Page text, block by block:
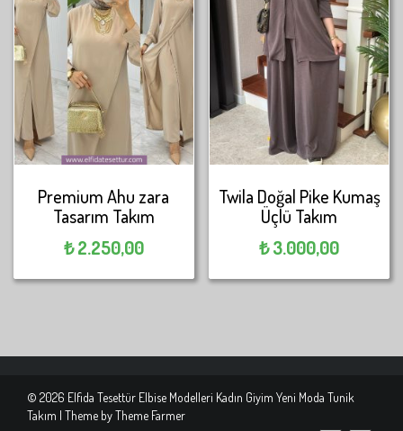
Premium Ahu zara
Tasarım Takım
₺2.250,00
Twila Doğal Pike Kumaş
Üçlü Takım
₺3.000,00
© 2026 Elfida Tesettür Elbise Modelleri Kadın Giyim Yeni Moda Tunik
Takım | Theme byTheme Farmer